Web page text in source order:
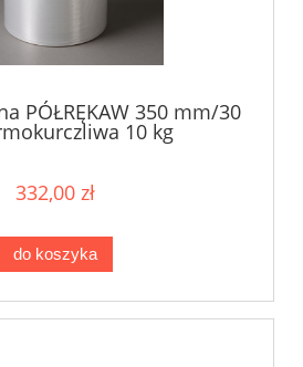
PÓŁRĘKAW 350 mm/30
10 kg
332,00 zł
do koszyka